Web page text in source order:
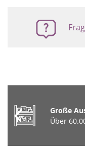
Große
Über